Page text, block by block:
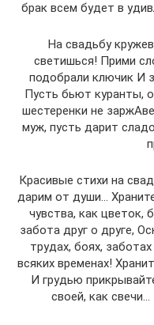
брак всем будет в
На свадьбу
светишься! Прими
подобрали ключик И
Пусть бьют куранты,
шестеренки не
муж, пусть дарит
Красивые стихи на
дарим от души…
чувства, как цветок,
забота друг о друге,
трудах, боях,
всяких временах!
И грудью
своей, как